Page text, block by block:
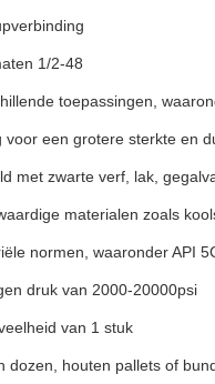
1/2-48
toepassingen,
voor een grotere sterkte en
met zwarte verf, lak,
materialen zoals
normen, waaronder API
druk van 2000-20000psi
van 1 stuk
dozen, houten pallets of